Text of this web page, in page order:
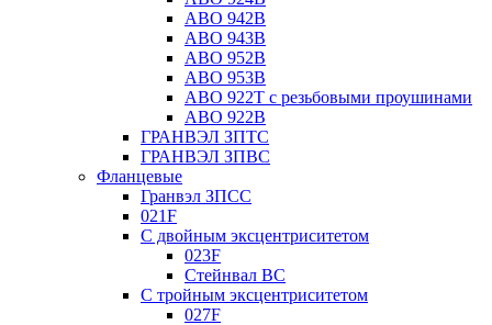
ABO 942B
ABO 943B
ABO 952B
ABO 953B
ABO 922T с резьбовыми проушинами
ABO 922B
ГРАНВЭЛ ЗПТС
ГРАНВЭЛ ЗПВС
Фланцевые
Гранвэл ЗПСС
021F
С двойным эксцентриситетом
023F
Стейнвал BC
С тройным эксцентриситетом
027F